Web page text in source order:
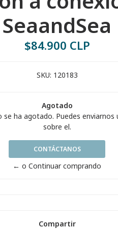
SeaandSea
$84.900 CLP
SKU: 120183
Agotado
se ha agotado. Puedes enviarnos
sobre el.
CONTÁCTANOS
← o Continuar comprando
Compartir